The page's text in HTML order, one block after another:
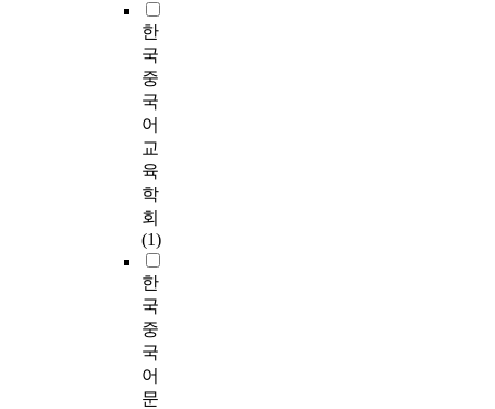
한
국
중
국
어
교
육
학
회
(1)
한
국
중
국
어
문